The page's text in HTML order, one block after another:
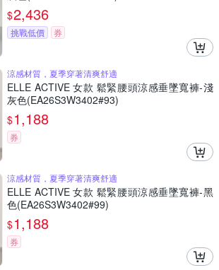
$2,436
挑戰低價 券
涼感材質，夏季穿著清爽舒適
ELLE ACTIVE 女款 鬆緊腰頭涼感垂墜寬褲-淺
灰色(EA26S3W3402#93)
$1,188
券
涼感材質，夏季穿著清爽舒適
ELLE ACTIVE 女款 鬆緊腰頭涼感垂墜寬褲-黑
色(EA26S3W3402#99)
$1,188
券